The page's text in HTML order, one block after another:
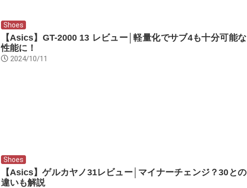
Shoes
【Asics】GT-2000 13 レビュー│軽量化でサブ4も十分可能な
性能に！
2024/10/11
Shoes
【Asics】ゲルカヤノ31レビュー│マイナーチェンジ？30との
違いも解説